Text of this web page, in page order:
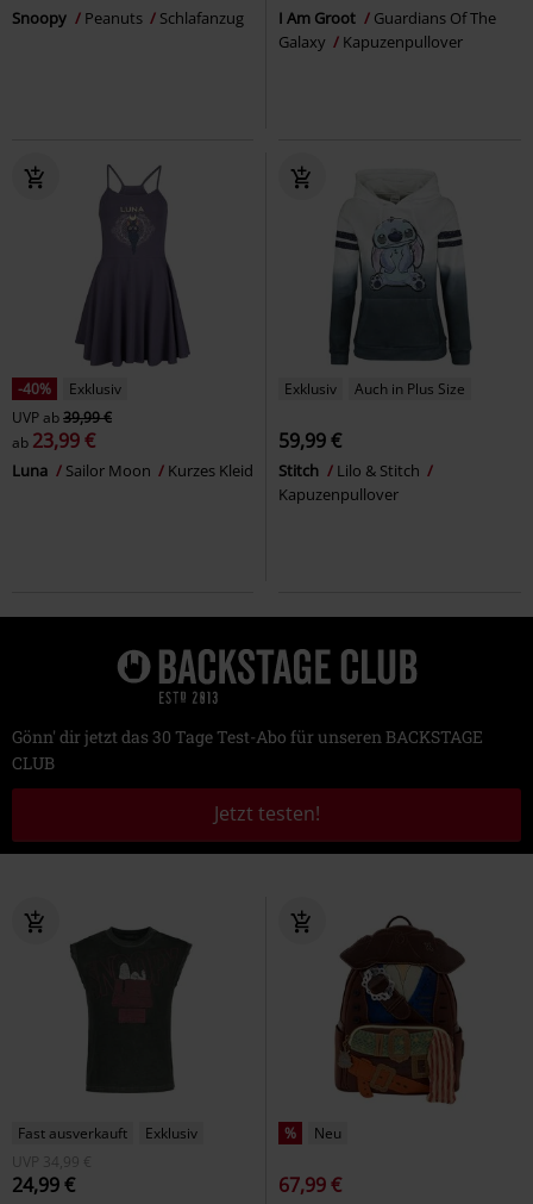
Snoopy Peanuts Schlafanzug I Am Groot
Guardians Of The
Galaxy
Kapuzenpullover
-40%
Exklusiv
UVPab39,99 €
ab 23,99 €
Luna Sailor Moon Kurzes Kleid
Exklusiv Auch in Plus Size
59,99 €
Stitch
Lilo & Stitch
Kapuzenpullover
Gönn' dir jetzt das 30 Tage Test-Abo für unseren BACKSTAGE
CLUB
Jetzt testen!
Fast ausverkauft
Exklusiv
UVP
34,99 €
24,99 €
% Neu
67,99 €